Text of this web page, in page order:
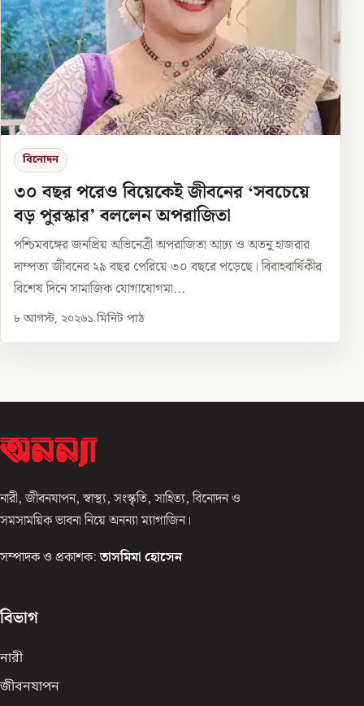
বিনোদন
৩০ বছর পরেও বিয়েকেই জীবনের ‘সবচেয়ে
বড় পুরস্কার’ বললেন অপরাজিতা
পশ্চিমবঙ্গের জনপ্রিয় অভিনেত্রী অপরাজিতা আঢ্য ও অতনু হাজরার
দাম্পত্য জীবনের ২৯ বছর পেরিয়ে ৩০ বছরে পড়েছে। বিবাহবার্ষিকীর
বিশেষ দিনে সামাজিক যোগাযোগমা...
৮ আগস্ট, ২০২৬১ মিনিট পাঠ
নারী, জীবনযাপন, স্বাস্থ্য, সংস্কৃতি, সাহিত্য, বিনোদন ও
সমসাময়িক ভাবনা নিয়ে অনন্যা ম্যাগাজিন।
সম্পাদক ও প্রকাশক: তাসমিমা হোসেন
বিভাগ
নারী
জীবনযাপন